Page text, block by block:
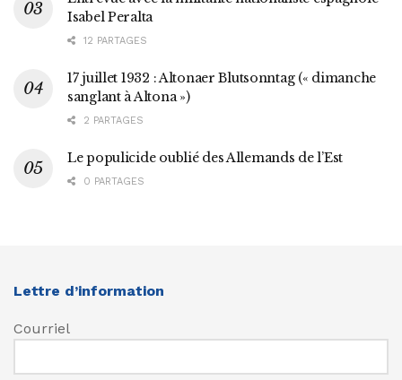
Isabel Peralta
12 PARTAGES
17 juillet 1932 : Altonaer Blutsonntag (« dimanche
sanglant à Altona »)
2 PARTAGES
Le populicide oublié des Allemands de l’Est
0 PARTAGES
Lettre d’information
Courriel